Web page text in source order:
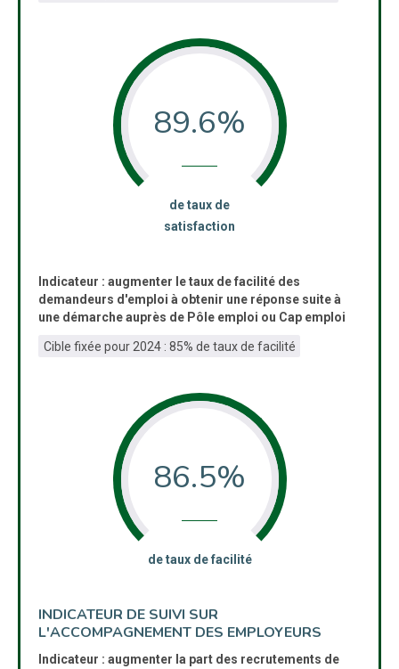
89.6%
:de taux de
satisfaction
Indicateur : augmenter le taux de facilité des
demandeurs d'emploi à obtenir une réponse suite à
une démarche auprès de Pôle emploi ou Cap emploi
Cible fixée pour 2024 : 85% de taux de facilité
86.5%
:de taux de facilité
INDICATEUR DE SUIVI SUR
L'ACCOMPAGNEMENT DES EMPLOYEURS
Indicateur : augmenter la part des recrutements de